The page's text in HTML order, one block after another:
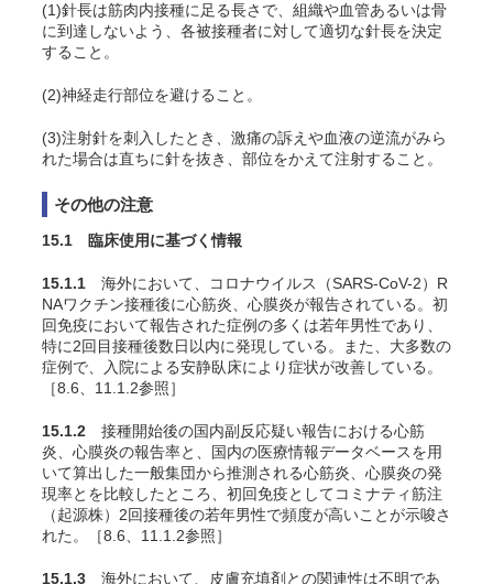
(1)針長は筋肉内接種に足る長さで、組織や血管あるいは骨
に到達しないよう、各被接種者に対して適切な針長を決定
すること。
(2)神経走行部位を避けること。
(3)注射針を刺入したとき、激痛の訴えや血液の逆流がみら
れた場合は直ちに針を抜き、部位をかえて注射すること。
その他の注意
15.1 臨床使用に基づく情報
15.1.1 海外において、コロナウイルス（SARS-CoV-2）R
NAワクチン接種後に心筋炎、心膜炎が報告されている。初
回免疫において報告された症例の多くは若年男性であり、
特に2回目接種後数日以内に発現している。また、大多数の
症例で、入院による安静臥床により症状が改善している 。
［8.6、11.1.2参照］
15.1.2 接種開始後の国内副反応疑い報告における心筋
炎、心膜炎の報告率と、国内の医療情報データベースを用
いて算出した一般集団から推測される心筋炎、心膜炎の発
現率とを比較したところ、初回免疫としてコミナティ筋注
（起源株）2回接種後の若年男性で頻度が高いことが示唆さ
れた 。［8.6、11.1.2参照］
15.1.3 海外において、皮膚充填剤との関連性は不明であ